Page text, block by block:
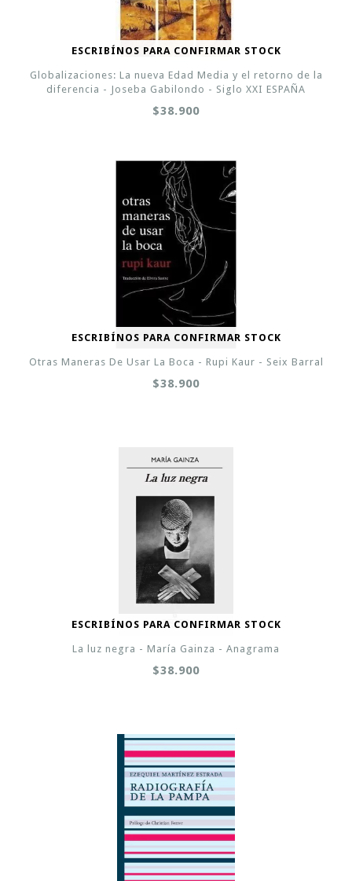
ESCRIBÍNOS PARA CONFIRMAR STOCK
Globalizaciones: La nueva Edad Media y el retorno de la
diferencia - Joseba Gabilondo - Siglo XXI ESPAÑA
$38.900
ESCRIBÍNOS PARA CONFIRMAR STOCK
Otras Maneras De Usar La Boca - Rupi Kaur - Seix Barral
$38.900
ESCRIBÍNOS PARA CONFIRMAR STOCK
La luz negra - María Gainza - Anagrama
$38.900